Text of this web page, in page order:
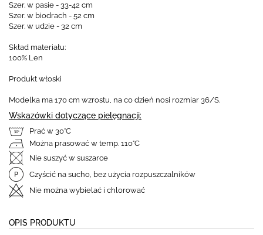
Szer. w pasie - 33-42 cm
Szer. w biodrach - 52 cm
Szer. w udzie - 32 cm
Skład materiału:
100% Len
Produkt włoski
Modelka ma 170 cm wzrostu, na co dzień nosi rozmiar 36/S.
Wskazówki dotyczące pielęgnacji:
Prać w 30°C
Można prasować w temp. 110°C
Nie suszyć w suszarce
Czyścić na sucho, bez użycia rozpuszczalników
Nie można wybielać i chlorować
OPIS PRODUKTU